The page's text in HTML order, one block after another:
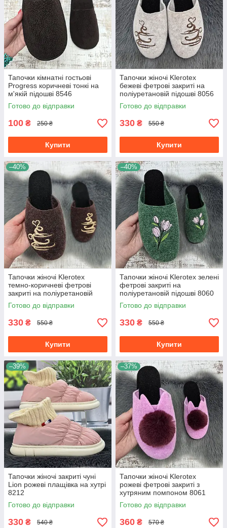
Тапочки кімнатні гостьові
Progress коричневі тонкі на
м'якій підошві 8546
Готово до відправки
100 ₴ 250 ₴
Купити
Тапочки жіночі Klerotex
бежеві фетрові закриті на
поліуретановій підошві 8056
Готово до відправки
330 ₴ 550 ₴
Купити
–40%
Тапочки жіночі Klerotex
темно-коричневі фетрові
закриті на поліуретановій
підошві 8056
Готово до відправки
330 ₴ 550 ₴
Купити
–40%
Тапочки жіночі Klerotex зелені
фетрові закриті на
поліуретановій підошві 8060
Готово до відправки
330 ₴ 550 ₴
Купити
–39%
Тапочки жіночі закриті чуні
Lion рожеві плащівка на хутрі
8212
Готово до відправки
330 ₴ 540 ₴
–37%
Тапочки жіночі Klerotex
рожеві фетрові закриті з
хутряним помпоном 8061
Готово до відправки
360 ₴ 570 ₴